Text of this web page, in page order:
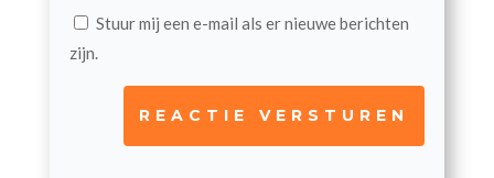
Stuur mij een e-mail als er nieuwe berichten
zijn.
REACTIE VERSTUREN